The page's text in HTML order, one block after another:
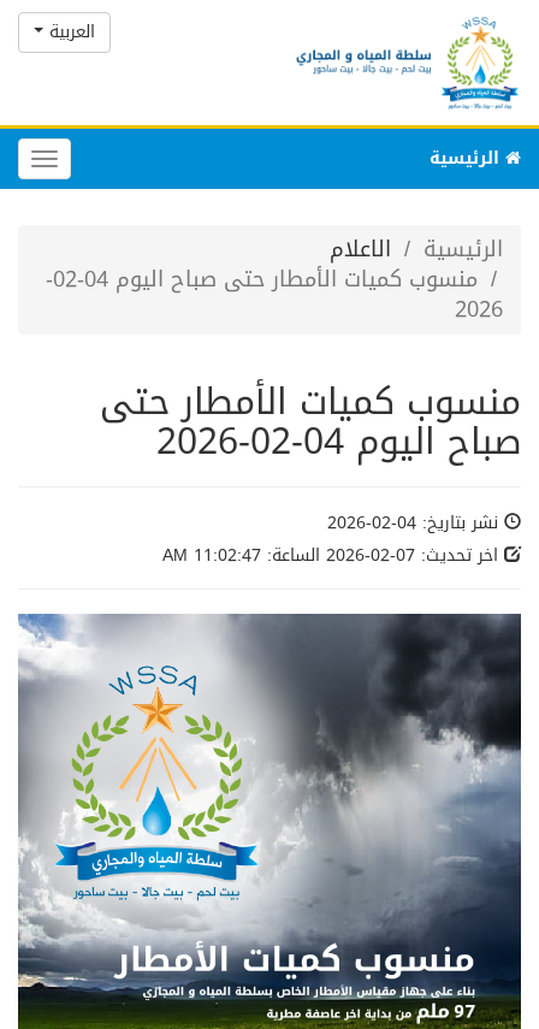
العربية
الرئيسية
الرئيسية الاعلام
منسوب كميات الأمطار حتى صباح اليوم 04-02-
2026
منسوب كميات الأمطار حتى
صباح اليوم 04-02-2026
نشر بتاريخ: 04-02-2026
اخر تحديث: 07-02-2026 الساعة: 11:02:47 AM